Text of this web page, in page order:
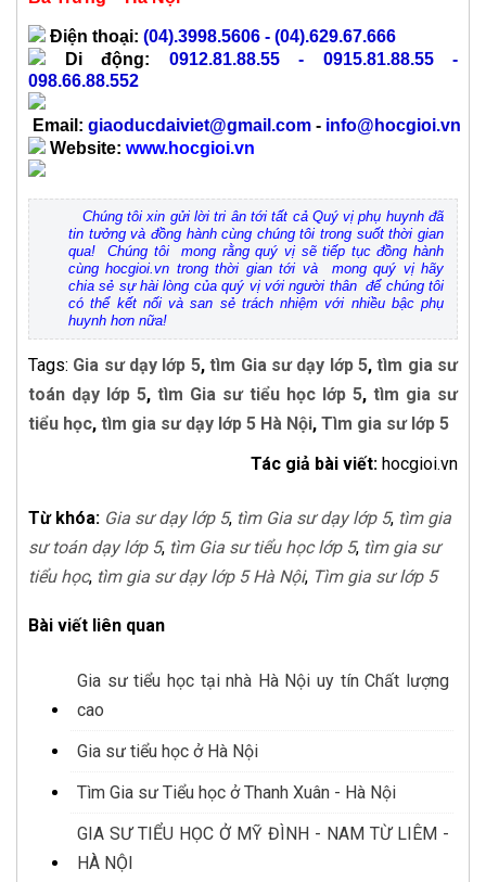
Điện thoại: (04).3998.5606 - (04).629.67.666
Di động: 0912.81.88.55 - 0915.81.88.55 -
098.66.88.552
Email: giaoducdaiviet@gmail.com - info@hocgioi.vn
Website: www.hocgioi.vn
Chúng tôi xin gửi lời tri ân tới tất cả Quý vị phụ huynh đã
tin tưởng và đồng hành cùng chúng tôi trong suốt thời gian
qua! Chúng tôi mong rằng quý vị sẽ tiếp tục đồng hành
cùng hocgioi.vn trong thời gian tới và mong quý vị hãy
chia sẻ sự hài lòng của quý vị với người thân để chúng tôi
có thể kết nối và san sẻ trách nhiệm với nhiều bậc phụ
huynh hơn nữa!
Tags: Gia sư dạy lớp 5,tìm Gia sư dạy lớp 5,tìm gia sư
toán dạy lớp 5, tìm Gia sư tiểu học lớp 5, tìm gia sư
tiểu học, tìm gia sư dạy lớp 5 Hà Nội, Tìm gia sư lớp 5
Tác giả bài viết: hocgioi.vn
Từ khóa: Gia sư dạy lớp 5, tìm Gia sư dạy lớp 5, tìm gia
sư toán dạy lớp 5, tìm Gia sư tiểu học lớp 5, tìm gia sư
tiểu học, tìm gia sư dạy lớp 5 Hà Nội, Tìm gia sư lớp 5
Bài viết liên quan
Gia sư tiểu học tại nhà Hà Nội uy tín Chất lượng
cao
Gia sư tiểu học ở Hà Nội
Tìm Gia sư Tiểu học ở Thanh Xuân - Hà Nội
GIA SƯ TIỂU HỌC Ở MỸ ĐÌNH - NAM TỪ LIÊM -
HÀ NỘI